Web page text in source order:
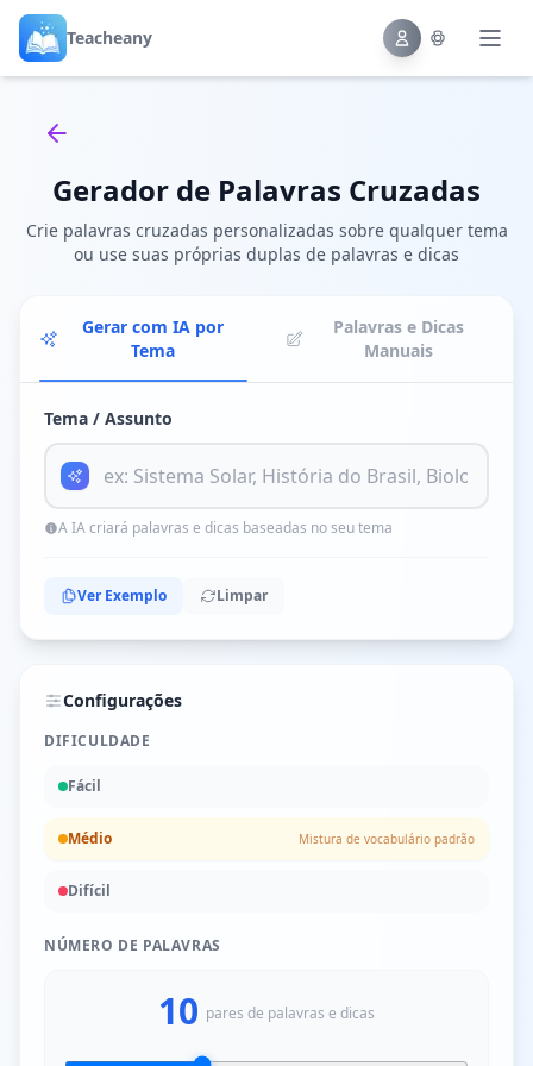
Teacheany
Back to tools
Gerador de Palavras Cruzadas
Crie palavras cruzadas personalizadas sobre qualquer tema
ou use suas próprias duplas de palavras e dicas
Gerar com IA por
Tema
Palavras e Dicas
Manuais
Tema / Assunto
A IA criará palavras e dicas baseadas no seu tema
Ver Exemplo Limpar
Configurações
DIFICULDADE
Fácil
Médio Mistura de vocabulário padrão
Difícil
NÚMERO DE PALAVRAS
10 pares de palavras e dicas